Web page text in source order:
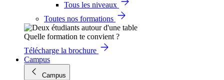
Tous les niveaux
Toutes nos formations
Quelle formation te convient ?
Télécharge la brochure
Campus
Campus